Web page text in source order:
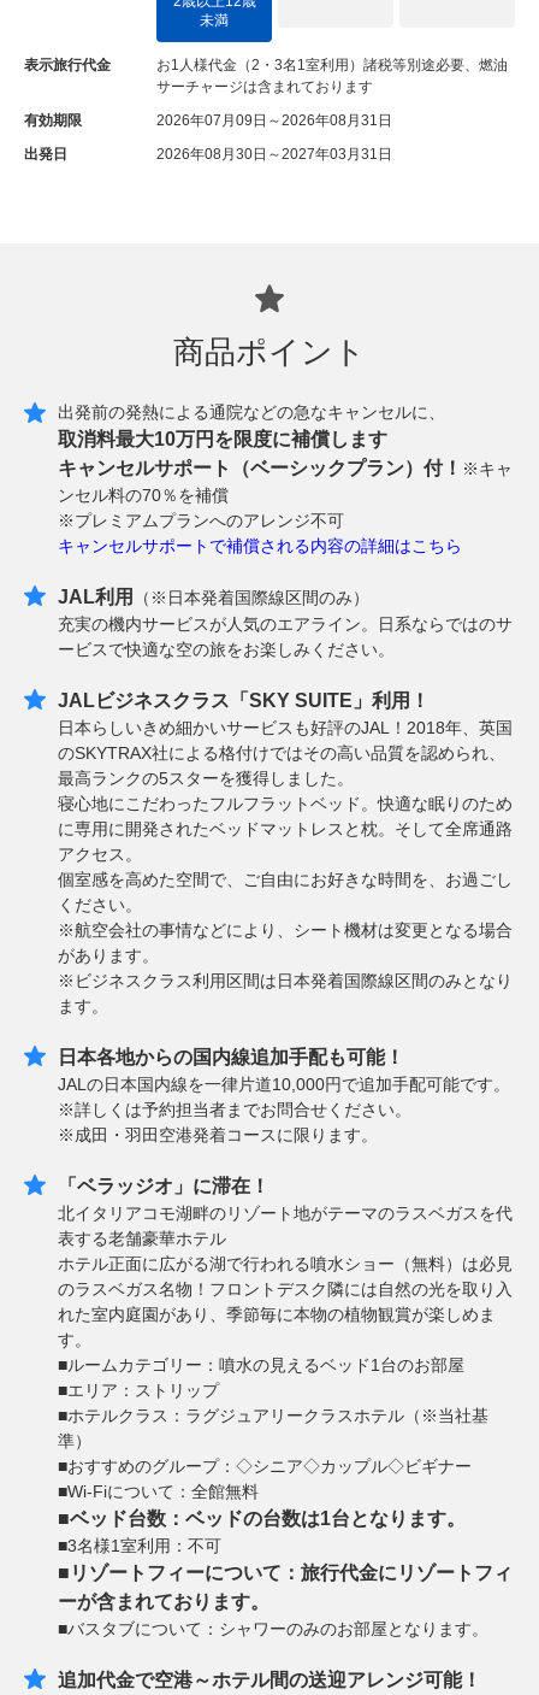
未満
表示旅行代金
お1人様代金（2・3名1室利用）諸税等別途必要、燃油
サーチャージは含まれております
有効期限
2026年07月09日～2026年08月31日
出発日
2026年08月30日～2027年03月31日
商品ポイント
出発前の発熱による通院などの急なキャンセルに、
取消料最大10万円を限度に補償します
キャンセルサポート（ベーシックプラン）付！ ※キャ
ンセル料の70％を補償
※プレミアムプランへのアレンジ不可
キャンセルサポートで補償される内容の詳細はこちら
JAL利用
（※日本発着国際線区間のみ）
充実の機内サービスが人気のエアライン。日系ならではのサ
ービスで快適な空の旅をお楽しみください。
JALビジネスクラス「SKY SUITE」利用！
日本らしいきめ細かいサービスも好評のJAL！2018年、英国
のSKYTRAX社による格付けではその高い品質を認められ、
最高ランクの5スターを獲得しました。
寝心地にこだわったフルフラットベッド。快適な眠りのため
に専用に開発されたベッドマットレスと枕。そして全席通路
アクセス。
個室感を高めた空間で、ご自由にお好きな時間を、お過ごし
ください。
※航空会社の事情などにより、シート機材は変更となる場合
があります。
※ビジネスクラス利用区間は日本発着国際線区間のみとなり
ます。
日本各地からの国内線追加手配も可能！
JALの日本国内線を一律片道10,000円で追加手配可能です。
※詳しくは予約担当者までお問合せください。
※成田・羽田空港発着コースに限ります。
「ベラッジオ」に滞在！
北イタリアコモ湖畔のリゾート地がテーマのラスベガスを代
表する老舗豪華ホテル
ホテル正面に広がる湖で行われる噴水ショー（無料）は必見
のラスベガス名物！フロントデスク隣には自然の光を取り入
れた室内庭園があり、季節毎に本物の植物観賞が楽しめま
す。
■ルームカテゴリー：噴水の見えるベッド1台のお部屋
■エリア：ストリップ
■ホテルクラス：ラグジュアリークラスホテル（※当社基
準）
■おすすめのグループ：◇シニア◇カップル◇ビギナー
■Wi-Fiについて：全館無料
■ベッド台数：ベッドの台数は1台となります。
■3名様1室利用：不可
■リゾートフィーについて：旅行代金にリゾートフィ
ーが含まれております。
■バスタブについて：シャワーのみのお部屋となります。
追加代金で空港～ホテル間の送迎アレンジ可能！